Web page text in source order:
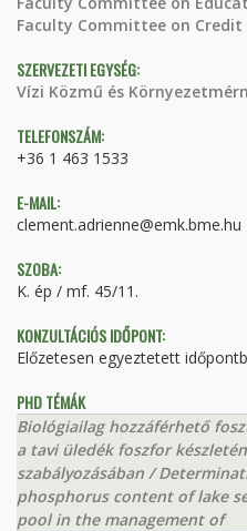
Faculty Committee on
SZERVEZETI EGYSÉG:
Vízi Közmű és
TELEFONSZÁM:
+36 1 463 1533
E-MAIL:
clement.adrienne@emk.bme.hu
SZOBA:
K. ép / mf. 45/11.
KONZULTÁCIÓS IDŐPONT:
Előzetesen egyeztetett
PHD TÉMÁK
Biológiailag hozzáférhető
a tavi üledék foszfor
szabályozásában /
phosphorus content of lake
pool in the management of